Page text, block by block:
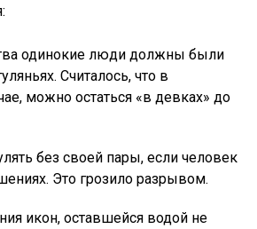
одинокие люди должны были
Считалось, что в
можно остаться «в девках» до
без своей пары, если человек
Это грозило разрывом.
икон, оставшейся водой не